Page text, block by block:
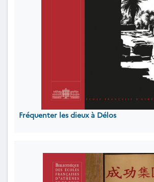
Fréquenter les dieux à Délos